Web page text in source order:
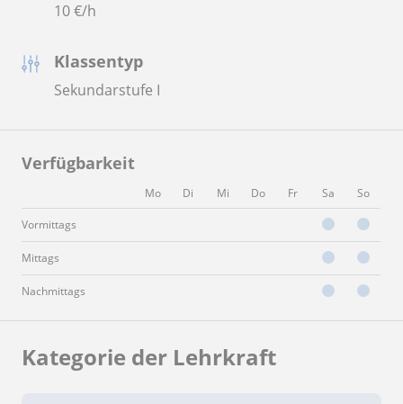
10€/h
Klassentyp
Sekundarstufe I
Verfügbarkeit
Mo Di Mi Do Fr Sa So
Vormittags
Mittags
Nachmittags
Kategorie der Lehrkraft